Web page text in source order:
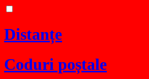
Distanțe
Coduri poștale